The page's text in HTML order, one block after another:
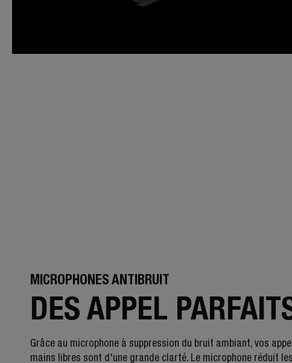
MICROPHONES ANTIBRUIT
DES APPEL
Grâce au microphone à suppression du bruit ambiant, vos
mains libres sont d'une grande clarté. Le microphone réduit les